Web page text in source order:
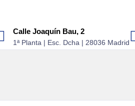
Calle Joaquín Bau, 2
1ª Planta | Esc. Dcha | 28036 Madrid